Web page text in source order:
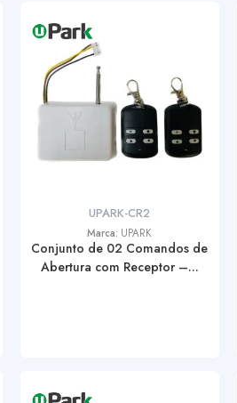
UPARK-CR2
Marca: UPARK
Conjunto de 02 Comandos de
Abertura com Receptor –...